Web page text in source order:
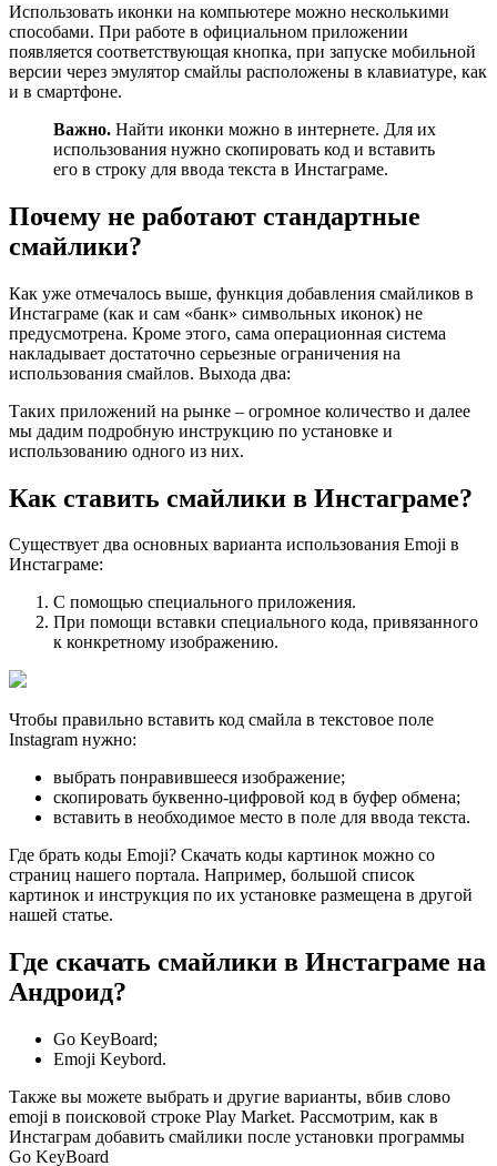
Использовать иконки на компьютере можно несколькими
способами. При работе в официальном приложении
появляется соответствующая кнопка, при запуске мобильной
версии через эмулятор смайлы расположены в клавиатуре, как
и в смартфоне.
Важно. Найти иконки можно в интернете. Для их
использования нужно скопировать код и вставить
его в строку для ввода текста в Инстаграме.
Почему не работают стандартные
смайлики?
Как уже отмечалось выше, функция добавления смайликов в
Инстаграме (как и сам «банк» символьных иконок) не
предусмотрена. Кроме этого, сама операционная система
накладывает достаточно серьезные ограничения на
использования смайлов. Выхода два:
Таких приложений на рынке – огромное количество и далее
мы дадим подробную инструкцию по установке и
использованию одного из них.
Как ставить смайлики в Инстаграме?
Существует два основных варианта использования Emoji в
Инстаграме:
С помощью специального приложения.
При помощи вставки специального кода, привязанного
к конкретному изображению.
Чтобы правильно вставить код смайла в текстовое поле
Instagram нужно:
выбрать понравившееся изображение;
скопировать буквенно-цифровой код в буфер обмена;
вставить в необходимое место в поле для ввода текста.
Где брать коды Emoji? Скачать коды картинок можно со
страниц нашего портала. Например, большой список
картинок и инструкция по их установке размещена в другой
нашей статье.
Где скачать смайлики в Инстаграме на
Андроид?
Go KeyBoard;
Emoji Keybord.
Также вы можете выбрать и другие варианты, вбив слово
emoji в поисковой строке Play Market. Рассмотрим, как в
Инстаграм добавить смайлики после установки программы
Go KeyBoard